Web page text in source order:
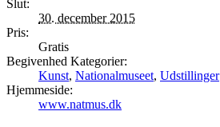
Slut:
30. december 2015
Pris:
Gratis
Begivenhed Kategorier:
Kunst, Nationalmuseet, Udstillinger
Hjemmeside:
www.natmus.dk